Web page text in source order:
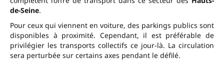
de-Seine.
Pour ceux qui viennent en voiture, des parkings publics sont
disponibles à proximité. Cependant, il est préférable de
privilégier les transports collectifs ce jour-là. La circulation
sera perturbée sur certains axes pendant le défilé.